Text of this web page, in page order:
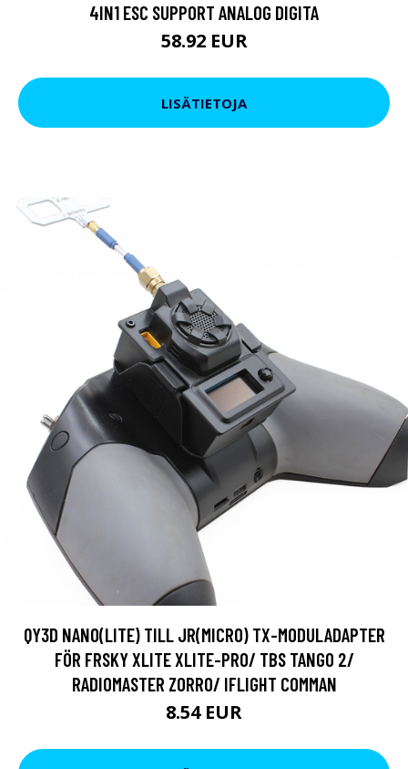
4IN1 ESC SUPPORT ANALOG DIGITA
58.92 EUR
LISÄTIETOJA
QY3D NANO(LITE) TILL JR(MICRO) TX-MODULADAPTER
FÖR FRSKY XLITE XLITE-PRO/ TBS TANGO 2/
RADIOMASTER ZORRO/ IFLIGHT COMMAN
8.54 EUR